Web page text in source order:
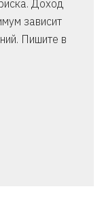
Доход
зависит
Пишите в